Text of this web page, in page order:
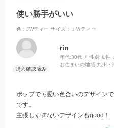
使い勝手がいい
色：JWティー サイズ：ＪＷティー
rin
年代:30代 性別:女性
お住まいの地域:九州・
ポップで可愛い色合いのデザイン
です。
主張しすぎないデザインもgood！